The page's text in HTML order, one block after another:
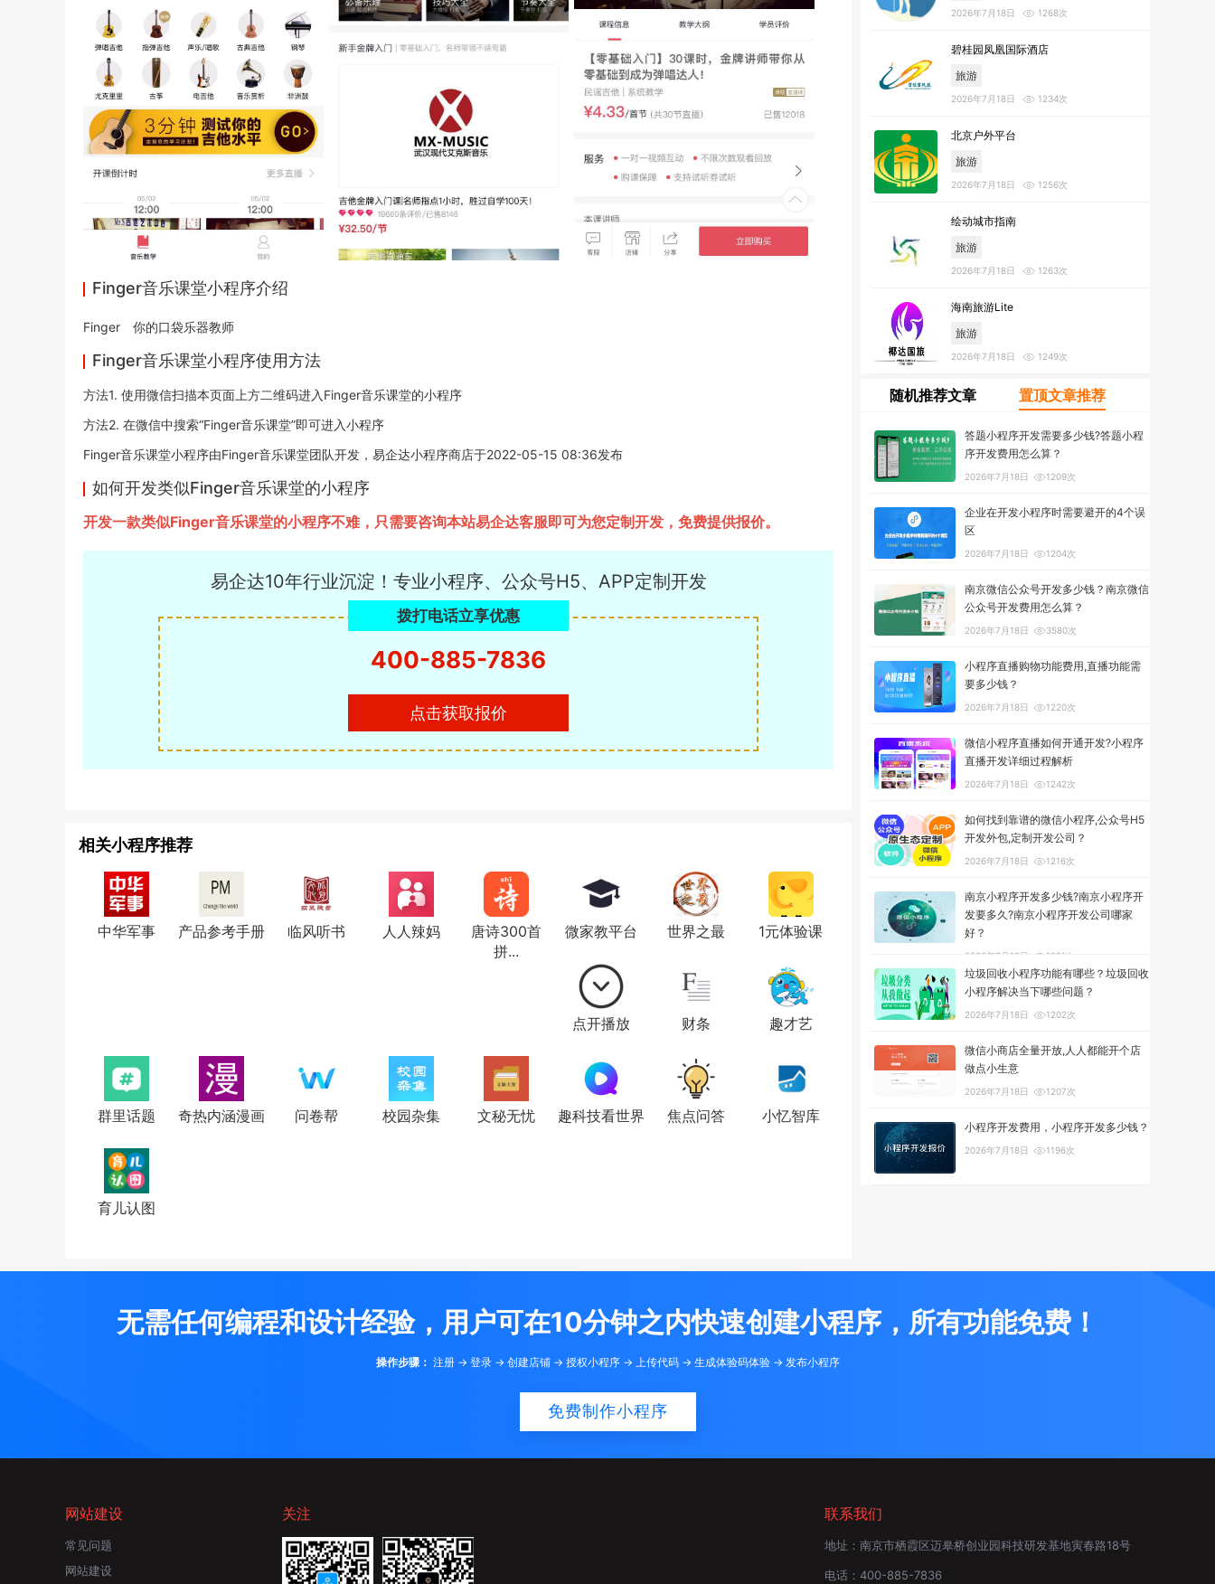
Finger音乐课堂小程序介绍
Finger 你的口袋乐器教师
Finger音乐课堂小程序使用方法
方法1. 使用微信扫描本页面上方二维码进入Finger音乐课堂的小程序
方法2. 在微信中搜索“Finger音乐课堂”即可进入小程序
Finger音乐课堂小程序由Finger音乐课堂团队开发，易企达小程序商店于2022-05-15 08:36发布
如何开发类似Finger音乐课堂的小程序
开发一款类似Finger音乐课堂的小程序不难，只需要咨询本站易企达客服即可为您定制开发，免费提供报价。
易企达10年行业沉淀！专业小程序、公众号H5、APP定制开发
拨打电话立享优惠
400-885-7836
点击获取报价
相关小程序推荐
中华军事 产品参考手册 临风听书 人人辣妈
唐诗300首
拼...
微家教平台 世界之最 1元体验课
点开播放 财条 趣才艺
群里话题 奇热内涵漫画 问卷帮 校园杂集 文秘无忧 趣科技看世界 焦点问答 小忆智库
育儿认图
2026年7月18日 1268次
碧桂园凤凰国际酒店
旅游
2026年7月18日 1234次
北京户外平台
旅游
2026年7月18日 1256次
绘动城市指南
旅游
2026年7月18日 1263次
海南旅游Lite
旅游
2026年7月18日 1249次
随机推荐文章 置顶文章推荐
答题小程序开发需要多少钱?答题小程
序开发费用怎么算？
2026年7月18日 1209次
企业在开发小程序时需要避开的4个误
区
2026年7月18日 1204次
南京微信公众号开发多少钱？南京微信
公众号开发费用怎么算？
2026年7月18日 3580次
小程序直播购物功能费用,直播功能需
要多少钱？
2026年7月18日 1220次
微信小程序直播如何开通开发?小程序
直播开发详细过程解析
2026年7月18日 1242次
如何找到靠谱的微信小程序,公众号H5
开发外包,定制开发公司？
2026年7月18日 1216次
南京小程序开发多少钱?南京小程序开
发要多久?南京小程序开发公司哪家
好？
2026年7月18日 1291次
垃圾回收小程序功能有哪些？垃圾回收
小程序解决当下哪些问题？
2026年7月18日 1202次
微信小商店全量开放,人人都能开个店
做点小生意
2026年7月18日 1207次
小程序开发费用，小程序开发多少钱？
2026年7月18日 1196次
无需任何编程和设计经验，用户可在10分钟之内快速创建小程序，所有功能免费！
操作步骤： 注册 -> 登录 -> 创建店铺 -> 授权小程序 -> 上传代码 -> 生成体验码体验 -> 发布小程序
免费制作小程序
网站建设
常见问题
网站建设
关注 联系我们
地址： 南京市栖霞区迈皋桥创业园科技研发基地寅春路18号
电话： 400-885-7836